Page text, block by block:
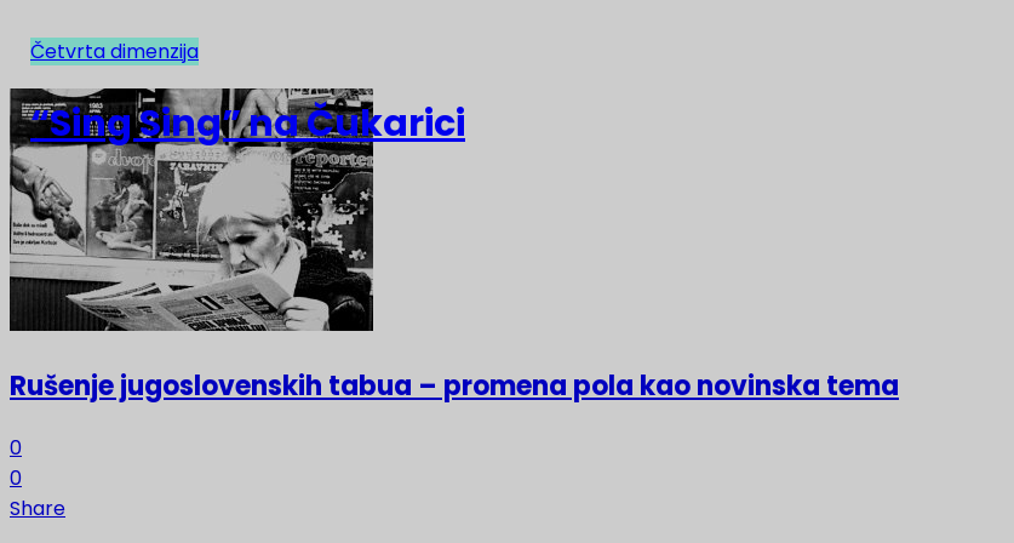
NAJNOVIJE
Rušenje jugoslovenskih tabua – promena pola kao novinska tema
0
0
Share
Četvrta dimenzija
“Sing Sing” na Čukarici